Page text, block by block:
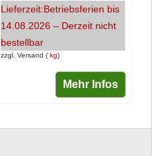
zzgl. Versand kg
Lieferzeit:Betriebsferien bis
14.08.2026 – Derzeit nicht
bestellbar
Mehr Infos